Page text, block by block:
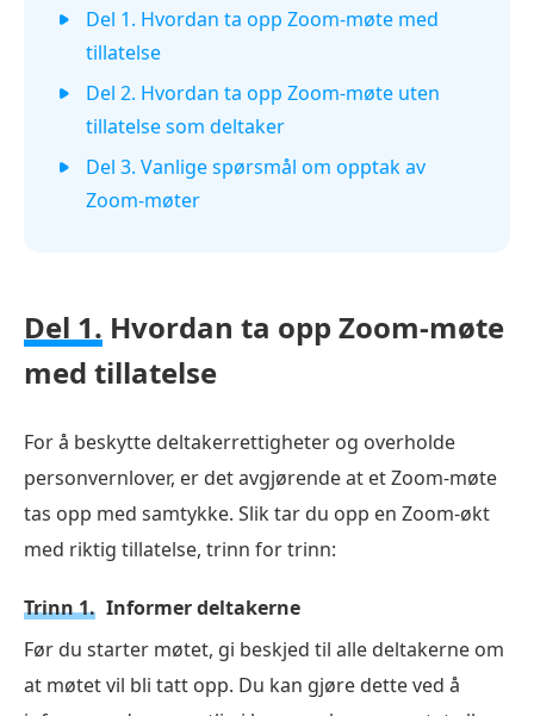
Del 1. Hvordan ta opp Zoom-møte med
tillatelse
Del 2. Hvordan ta opp Zoom-møte uten
tillatelse som deltaker
Del 3. Vanlige spørsmål om opptak av
Zoom-møter
Del 1. Hvordan ta opp Zoom-møte
med tillatelse
For å beskytte deltakerrettigheter og overholde
personvernlover, er det avgjørende at et Zoom-møte
tas opp med samtykke. Slik tar du opp en Zoom-økt
med riktig tillatelse, trinn for trinn:
Trinn 1. Informer deltakerne
Før du starter møtet, gi beskjed til alle deltakerne om
at møtet vil bli tatt opp. Du kan gjøre dette ved å